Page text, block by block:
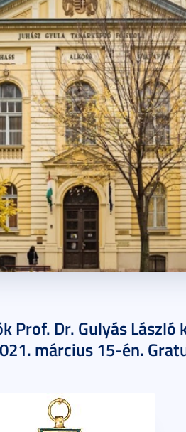
Prof. Dr. Gulyás László
március 15-én.